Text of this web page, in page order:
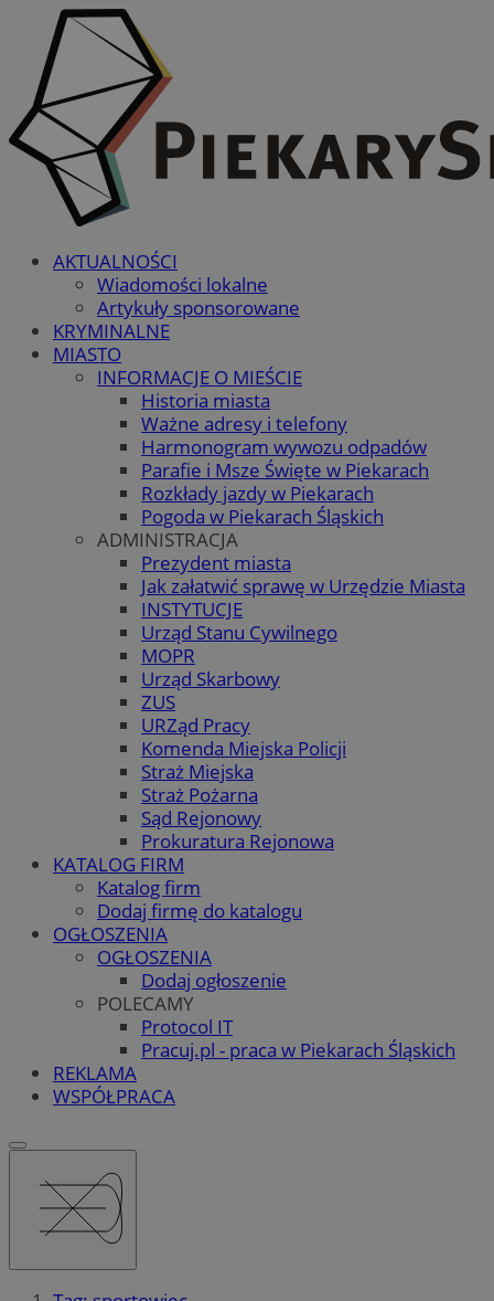
AKTUALNOŚCI
Wiadomości lokalne
Artykuły sponsorowane
KRYMINALNE
MIASTO
INFORMACJE O MIEŚCIE
Historia miasta
Ważne adresy i telefony
Harmonogram wywozu odpadów
Parafie i Msze Święte w Piekarach
Rozkłady jazdy w Piekarach
Pogoda w Piekarach Śląskich
ADMINISTRACJA
Prezydent miasta
Jak załatwić sprawę w Urzędzie Miasta
INSTYTUCJE
Urząd Stanu Cywilnego
MOPR
Urząd Skarbowy
ZUS
URZąd Pracy
Komenda Miejska Policji
Straż Miejska
Straż Pożarna
Sąd Rejonowy
Prokuratura Rejonowa
KATALOG FIRM
Katalog firm
Dodaj firmę do katalogu
OGŁOSZENIA
OGŁOSZENIA
Dodaj ogłoszenie
POLECAMY
Protocol IT
Pracuj.pl - praca w Piekarach Śląskich
REKLAMA
WSPÓŁPRACA